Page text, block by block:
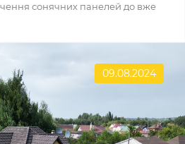
сонячних панелей до вже
09.08.2024